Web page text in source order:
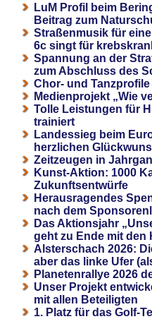
LuM Profil beim
Beitrag zum
Straßenmusik für
6c singt für
Spannung an der
zum Abschluss des
Chor- und Tanzprofile
Medienprojekt „Wie
Tolle Leistungen für
trainiert
Landessieg beim
herzlichen
Zeitzeugen in
Kunst-Aktion: 1000
Zukunftsentwürfe
Herausragendes
nach dem
Das Aktionsjahr
geht zu Ende mit den
Alsterschach 2026:
aber das linke Ufer
Planetenrallye 2026
Unser Projekt
mit allen Beteiligten
1. Platz für das Golf-